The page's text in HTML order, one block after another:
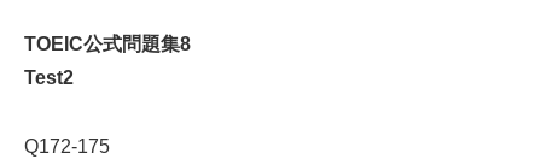
TOEIC公式問題集8
Test2
Q172-175